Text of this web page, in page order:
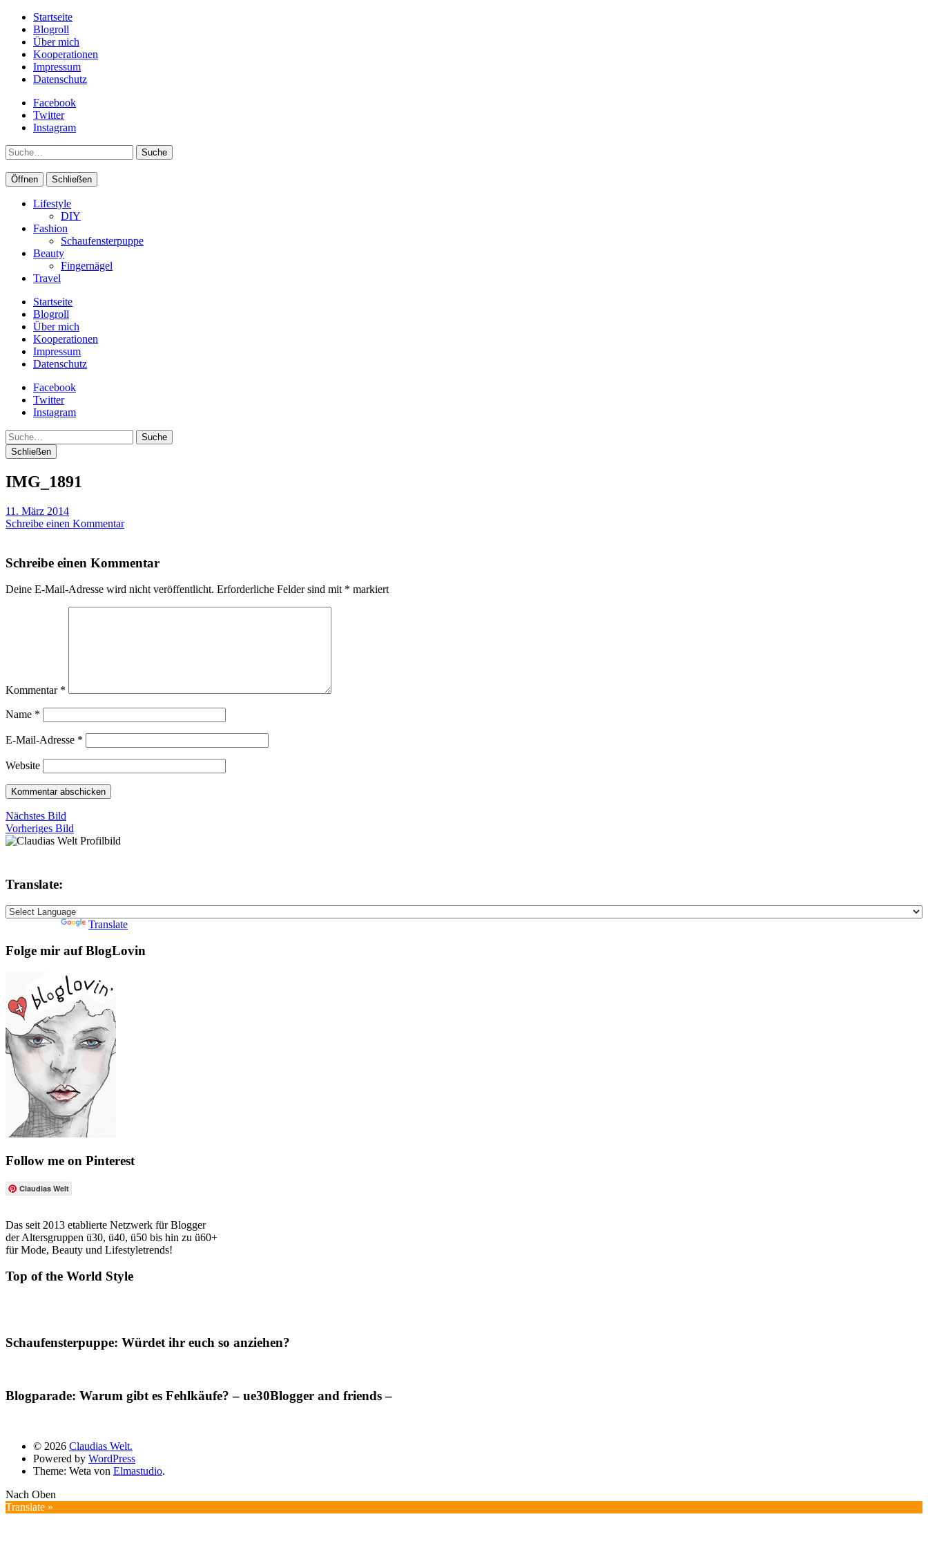
Startseite
Blogroll
Über mich
Kooperationen
Impressum
Datenschutz
Facebook
Twitter
Instagram
Suche
Öffnen Schließen
Lifestyle
DIY
Fashion
Schaufensterpuppe
Beauty
Fingernägel
Travel
Startseite
Blogroll
Über mich
Kooperationen
Impressum
Datenschutz
Facebook
Twitter
Instagram
Suche
Schließen
IMG_1891
11. März 2014
Schreibe einen Kommentar
Schreibe einen Kommentar
Deine E-Mail-Adresse wird nicht veröffentlicht. Erforderliche Felder sind mit * markiert
Kommentar *
Name *
E-Mail-Adresse *
Website
Nächstes Bild
Vorheriges Bild
Translate:
Translate
Folge mir auf BlogLovin
Follow me on Pinterest
Claudias Welt
Das seit 2013 etablierte Netzwerk für Blogger
der Altersgruppen ü30, ü40, ü50 bis hin zu ü60+
für Mode, Beauty und Lifestyletrends!
Top of the World Style
Schaufensterpuppe: Würdet ihr euch so anziehen?
Blogparade: Warum gibt es Fehlkäufe? – ue30Blogger and friends –
© 2026 Claudias Welt.
Powered by WordPress
Theme: Weta von Elmastudio.
Nach Oben
Translate »